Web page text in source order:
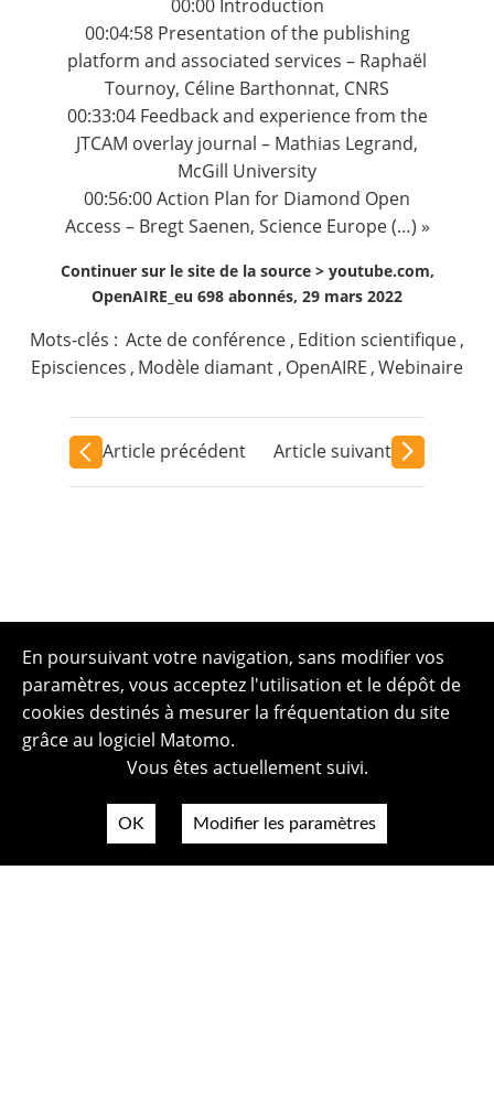
00:00Introduction
00:04:58Presentation of the publishing
platform and associated services – Raphaël
Tournoy, Céline Barthonnat, CNRS
00:33:04Feedback and experience from the
JTCAM overlay journal – Mathias Legrand,
McGill University
00:56:00Action Plan for Diamond Open
Access – Bregt Saenen, Science Europe (…) »
Continuer sur le site de la source > youtube.com,
OpenAIRE_eu 698 abonnés, 29 mars 2022
Mots-clés : Acte de conférence , Edition scientifique,
Episciences , Modèle diamant , OpenAIRE ,Webinaire
Article précédent Article suivant
En poursuivant votre navigation, sans modifier vos
paramètres, vous acceptez l'utilisation et le dépôt de
cookies destinés à mesurer la fréquentation du site
grâce au logiciel Matomo.
Vous êtes actuellement suivi.
OK Modifier les paramètres